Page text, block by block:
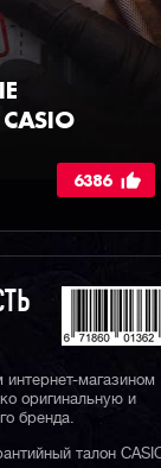
6386
интернет-магазином
оригинальную и
бренда.
талон